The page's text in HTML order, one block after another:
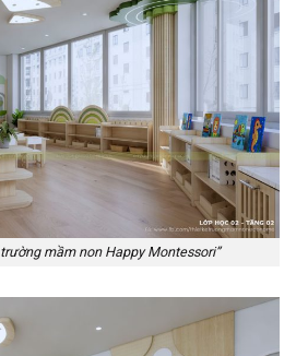
mầm non Happy Montessori”